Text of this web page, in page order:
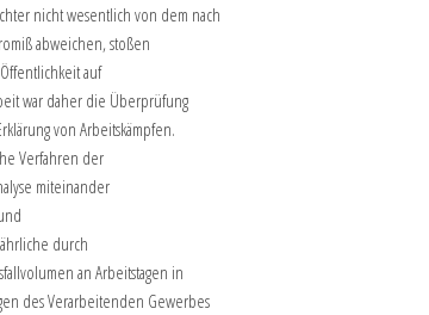
nicht wesentlich von dem nach
abweichen, stoßen
auf
war daher die Überprüfung
von Arbeitskämpfen.
Verfahren der
miteinander
durch
an Arbeitstagen in
des Verarbeitenden Gewerbes